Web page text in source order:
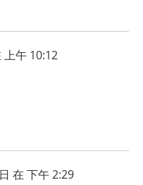
上午 10:12
在 下午 2:29